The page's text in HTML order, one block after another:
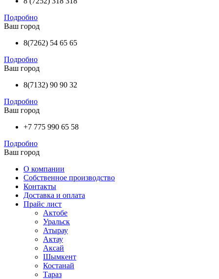
Подробно
Ваш город
8(7262) 54 65 65
Подробно
Ваш город
8(7132) 90 90 32
Подробно
Ваш город
+7 775 990 65 58
Подробно
Ваш город
О компании
Собственное производство
Контакты
Доставка и оплата
Прайс лист
Актобе
Уральск
Атырау
Актау
Аксай
Шымкент
Костанай
Тараз